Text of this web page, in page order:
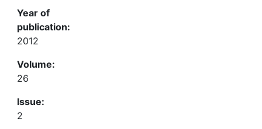
Year of
publication:
2012
Volume:
26
Issue:
2